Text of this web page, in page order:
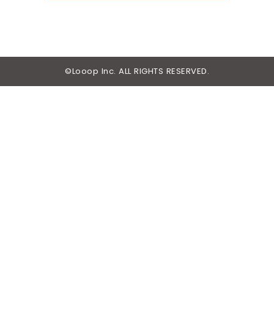
©Looop Inc. ALL RIGHTS RESERVED.